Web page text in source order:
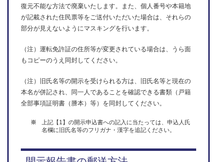
復元不能な方法で廃棄いたします。また、個人番号や本籍地
が記載された住民票等をご送付いただいた場合は、それらの
部分が見えないようにマスキングを行います。
（注）運転免許証の住所等が変更されている場合は、うら面
もコピーのうえ同封してください。
（注）旧氏名等の開示を受けられる方は、旧氏名等と現在の
本名が併記され、同一人であることを確認できる書類（戸籍
全部事項証明書（謄本）等）を同封してください。
※
上記【1】の開示申込書への記入に当たっては、申込人氏
名欄に旧氏名等のフリガナ・漢字を追記ください。